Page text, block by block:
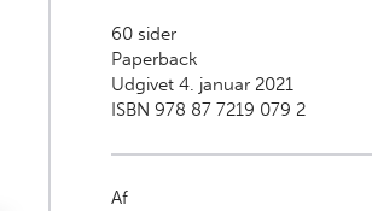
60sider
Paperback
Udgivet 4. januar 2021
ISBN 978 87 7219 079 2
Af